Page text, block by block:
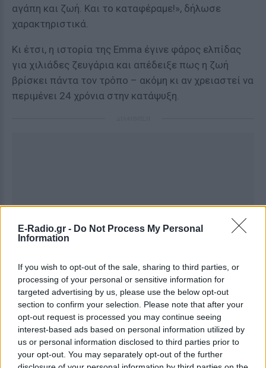
E-Radio.gr - Do Not Process My Personal
Information
If you wish to opt-out of the sale, sharing to third parties, or
processing of your personal or sensitive information for
targeted advertising by us, please use the below opt-out
section to confirm your selection. Please note that after your
opt-out request is processed you may continue seeing
interest-based ads based on personal information utilized by
us or personal information disclosed to third parties prior to
your opt-out. You may separately opt-out of the further
αγάπη και ζωή. Και το καταφέραμε!», δήλωσε
χαρακτηριστικά.
Κι έτσι, η ιστορία της Emma έγινε φάρος ελπίδας
για χιλιάδες ζευγάρια και απέδειξε πως η ζωή
βρίσκει πάντα τον τρόπο – ακόμη κι αν χρειαστεί να
περιμένει 24 χρόνια στην κατάψυξη.